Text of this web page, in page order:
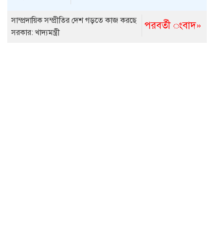
পরবর্তী ংবাদ»
সাম্প্রদায়িক সম্প্রীতির দেশ গড়তে কাজ করছে
সরকার: খাদ্যমন্ত্রী